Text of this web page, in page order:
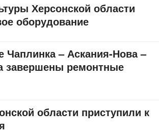
Херсонской области
оборудование
Чаплинка – Аскания-Нова –
завершены ремонтные
области приступили к